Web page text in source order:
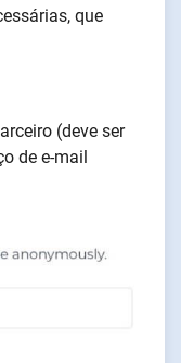
que
(deve ser
de e-mail